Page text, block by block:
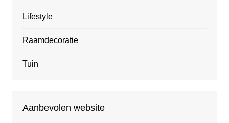
Lifestyle
Raamdecoratie
Tuin
Aanbevolen website